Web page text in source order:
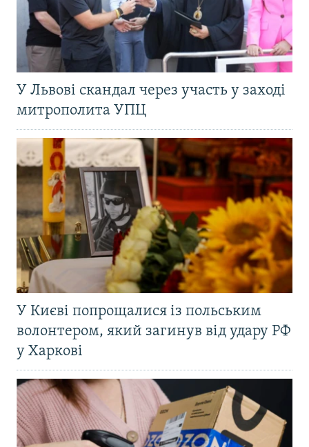
У Львові скандал через участь у заході
митрополита УПЦ
У Києві попрощалися із польським
волонтером, який загинув від удару РФ
у Харкові